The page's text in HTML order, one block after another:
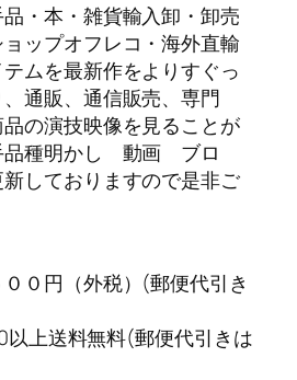
・本・雑貨輸入卸・卸売
ップオフレコ・海外直輸
ムを最新作をよりすぐっ
通販、通信販売、専門
の演技映像を見ることが
種明かし 動画 ブロ
しておりますので是非ご
０円（外税）(郵便代引き
上送料無料(郵便代引きは